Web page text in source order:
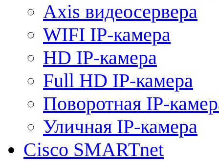
Axis видеосервера
WIFI IP-камера
HD IP-камера
Full HD IP-камера
Поворотная IP-
Уличная IP-камера
Cisco SMARTnet